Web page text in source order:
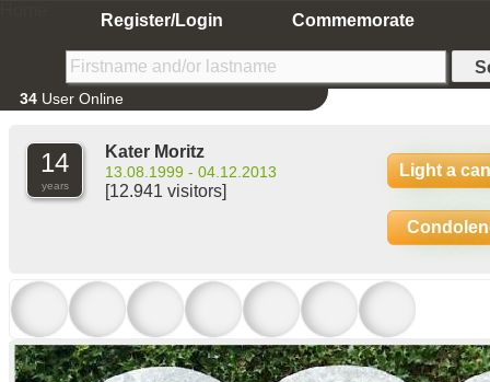
Register/Login Commemorate
34 User Online
14
years
Kater Moritz
13.08.1999 - 04.12.2013
[12.941 visitors]
Light a